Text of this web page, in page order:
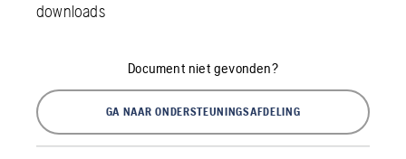
downloads
Document niet gevonden?
GA NAAR ONDERSTEUNINGSAFDELING